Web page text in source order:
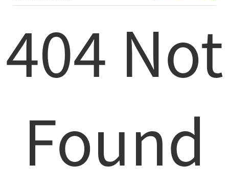
404 Not
Found